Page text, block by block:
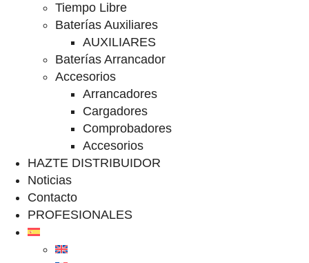
Tiempo Libre
Baterías Auxiliares
AUXILIARES
Baterías Arrancador
Accesorios
Arrancadores
Cargadores
Comprobadores
Accesorios
HAZTE DISTRIBUIDOR
Noticias
Contacto
PROFESIONALES